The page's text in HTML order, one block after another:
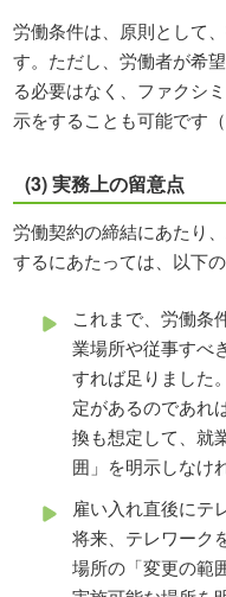
労働条件は、原則として
す。ただし、労働者が希
る必要はなく、ファクシ
示をすることも可能です
(3) 実務上の留意点
労働契約の締結にあたり
するにあたっては、以下
これまで、労働条
業場所や従事すべ
すれば足りました
定があるのであれ
換も想定して、就
囲」を明示しなけ
雇い入れ直後にテ
将来、テレワーク
場所の「変更の範